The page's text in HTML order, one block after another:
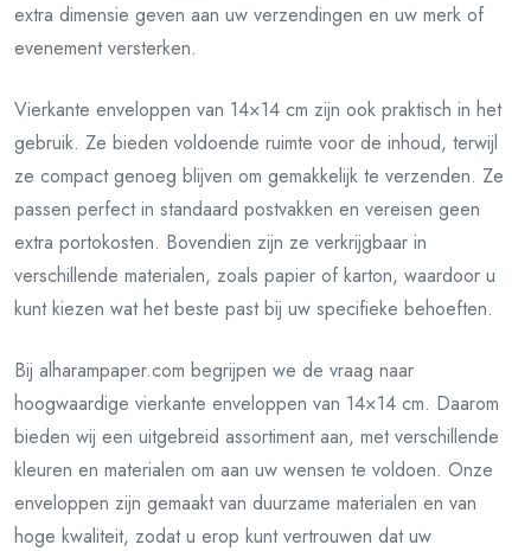
extra dimensie geven aan uw verzendingen en uw merk of
evenement versterken.
Vierkante enveloppen van 14×14 cm zijn ook praktisch in het
gebruik. Ze bieden voldoende ruimte voor de inhoud, terwijl
ze compact genoeg blijven om gemakkelijk te verzenden. Ze
passen perfect in standaard postvakken en vereisen geen
extra portokosten. Bovendien zijn ze verkrijgbaar in
verschillende materialen, zoals papier of karton, waardoor u
kunt kiezen wat het beste past bij uw specifieke behoeften.
Bij alharampaper.com begrijpen we de vraag naar
hoogwaardige vierkante enveloppen van 14×14 cm. Daarom
bieden wij een uitgebreid assortiment aan, met verschillende
kleuren en materialen om aan uw wensen te voldoen. Onze
enveloppen zijn gemaakt van duurzame materialen en van
hoge kwaliteit, zodat u erop kunt vertrouwen dat uw